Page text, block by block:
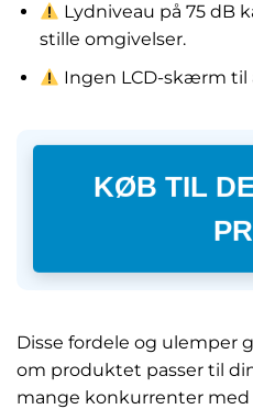
Lydniveau på 75 dB
stille omgivelser.
Ingen LCD-skærm til
KØB TIL
Disse fordele og ulemper
om produktet passer til
mange konkurrenter